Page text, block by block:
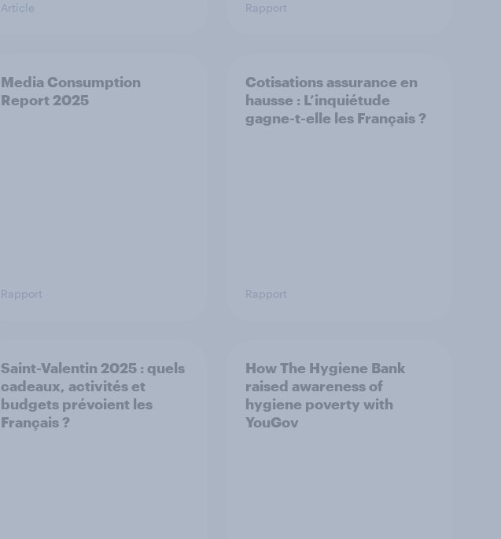
Article Rapport
Media Consumption
Report 2025
Rapport
Cotisations assurance en
hausse : L’inquiétude
gagne-t-elle les Français ?
Rapport
Saint-Valentin 2025 : quels
cadeaux, activités et
budgets prévoient les
Français ?
How The Hygiene Bank
raised awareness of
hygiene poverty with
YouGov